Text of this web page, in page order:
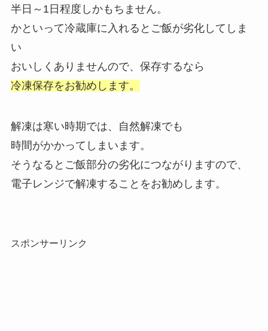
半日～1日程度しかもちません。
かといって冷蔵庫に入れるとご飯が劣化してしま
い
おいしくありませんので、保存するなら
冷凍保存をお勧めします。
解凍は寒い時期では、自然解凍でも
時間がかかってしまいます。
そうなるとご飯部分の劣化につながりますので、
電子レンジで解凍することをお勧めします。
スポンサーリンク